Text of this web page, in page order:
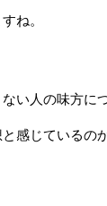
ね。
い人の味方に
感じているの